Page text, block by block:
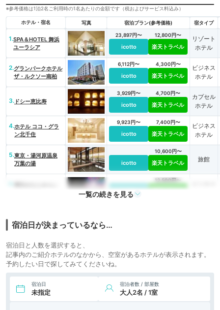
※参考価格は1泊2名ご利用時の1名あたりの金額です（税およびサービス料込み）
ホテル・宿名 写真 宿泊プラン(参考価格) 宿タイプ
1.SPA＆HOTEL 舞浜
ユーラシア
23,897円〜
icotto
12,800円〜
楽天トラベル
リゾート
ホテル
2.グランパークホテル
ザ・ルクソー南柏
6,112円〜
icotto
4,300円〜
楽天トラベル
ビジネス
ホテル
3. ドシー恵比寿
3,929円〜
icotto
4,700円〜
楽天トラベル
カプセル
ホテル
4.ホテル ココ・グラ
ン北千住
9,923円〜
icotto
7,400円〜
楽天トラベル
ビジネス
ホテル
5.東京・湯河原温泉
万葉の湯
icotto
10,600円〜
楽天トラベル 旅館
icotto
12,500円〜
別邸今宵
8.箱根湯本温泉 ホテ
ル おかだ
icotto 楽天トラベル
9.湯河原温泉 ふきや
65,575円〜
icotto 楽天トラベル 旅館
一覧の続きを見る
宿泊日が決まっているなら…
宿泊日と人数を選択すると、
記事内のご紹介ホテルのなかから、空室があるホテルが表示されます。
予約したい日で探してみてくださいね。
宿泊日
未指定
宿泊者数 / 部屋数
大人2名 / 1室